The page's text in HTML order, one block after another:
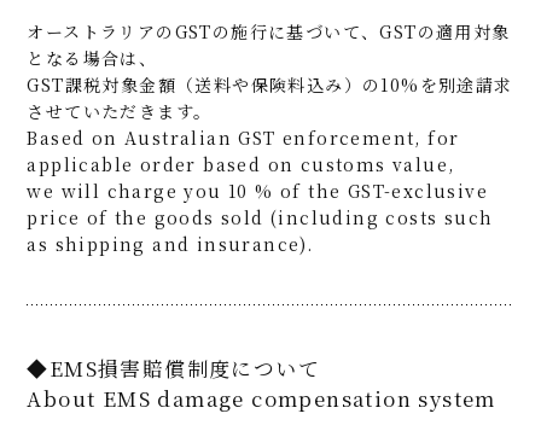
オーストラリアのGSTの施行に基づいて、GSTの適用対象
となる場合は、
GST課税対象金額（送料や保険料込み）の10%を別途請求
させていただきます。
Based on Australian GST enforcement, for
applicable order based on customs value,
we will charge you 10 % of the GST-exclusive
price of the goods sold (including costs such
as shipping and insurance).
◆EMS損害賠償制度について
About EMS damage compensation system